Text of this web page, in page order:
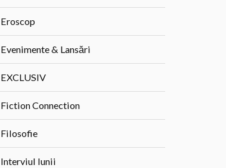
Eroscop
Evenimente & Lansări
EXCLUSIV
Fiction Connection
Filosofie
Interviul lunii